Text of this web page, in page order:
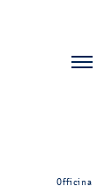
Officina